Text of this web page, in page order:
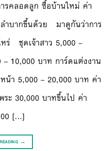
รคลอดลูก ซื้อบ้านใหม่ ค่า
ำบากขึ้นด้วย มาดูกันว่าการ
หร่ ชุดเจ้าสาว 5,000 –
– 10,000 บาท การ์ดแต่งงาน
น้า 5,000 – 20,000 บาท ค่า
ะ 30,000 บาทขึ้นไป ค่า
[…]
→